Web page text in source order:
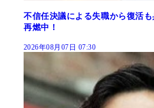
不信任決議による失職から復活
再燃中！
2026年08月07日 07:30